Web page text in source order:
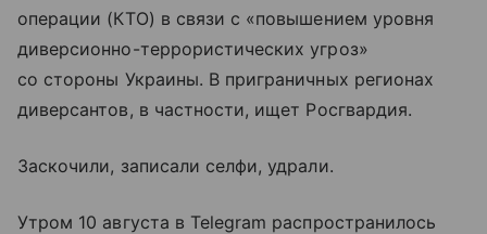
операции (КТО) в связи с «повышением уровня
диверсионно-террористических угроз»
со стороны Украины. В приграничных регионах
диверсантов, в частности, ищет Росгвардия.
Заскочили, записали селфи, удрали.
Утром 10 августа в Telegram распространилось